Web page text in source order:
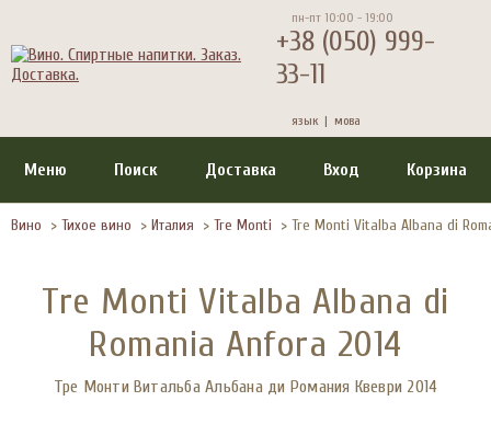
пн-пт 10:00 - 19:00
+38 (050) 999-
33-11
язык | мова
Меню Поиск Доставка Вход Корзина
Вино > Тихое вино > Италия > Tre Monti > Tre Monti Vitalba Albana di
Tre Monti Vitalba Albana di
Romania Anfora 2014
Тре Монти Витальба Альбана ди Романия Квеври 2014